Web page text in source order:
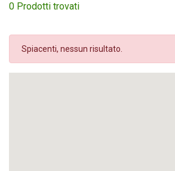
0 Prodotti trovati
Spiacenti, nessun risultato.